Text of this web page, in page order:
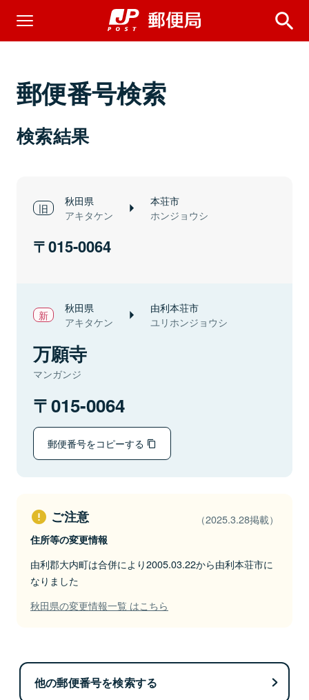
郵便番号検索
検索結果
秋田県
アキタケン
本荘市
ホンジョウシ
015-0064
秋田県
アキタケン
由利本荘市
ユリホンジョウシ
万願寺
マンガンジ
015-0064
郵便番号をコピーする
ご注意 （2025.3.28掲載）
住所等の変更情報
由利郡大内町は合併により2005.03.22から由利本荘市に
なりました
秋田県の変更情報一覧 はこちら
他の郵便番号を検索する